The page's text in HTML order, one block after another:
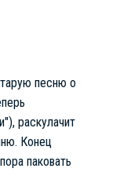
песню о
раскулачит
Конец
паковать